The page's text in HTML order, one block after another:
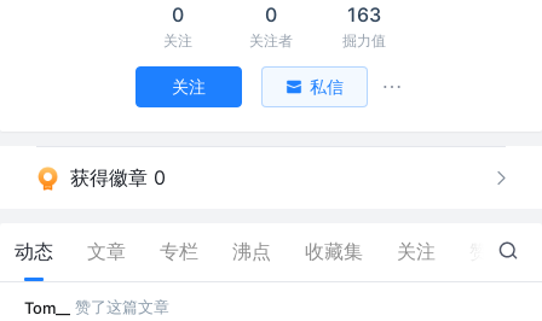
0
关注
0
关注者
163
掘力值
关注 私信
获得徽章 0
动态 文章 专栏 沸点 收藏集 关注 2
Tom__ 赞了这篇文章